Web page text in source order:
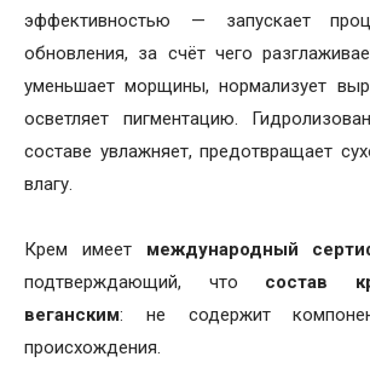
эффективностью — запускает
обновления, за счёт чего
уменьшает морщины, нормализует
осветляет пигментацию.
составе увлажняет, предотвращает
влагу.
Крем имеет международный
подтверждающий, что состав
веганским: не содержит
происхождения.